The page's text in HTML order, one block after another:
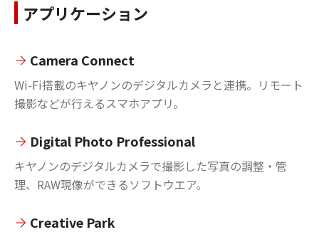
アプリケーション
Camera Connect
Wi-Fi搭載のキヤノンのデジタルカメラと連携。リモート
撮影などが行えるスマホアプリ。
Digital Photo Professional
キヤノンのデジタルカメラで撮影した写真の調整・管
理、RAW現像ができるソフトウエア。
Creative Park